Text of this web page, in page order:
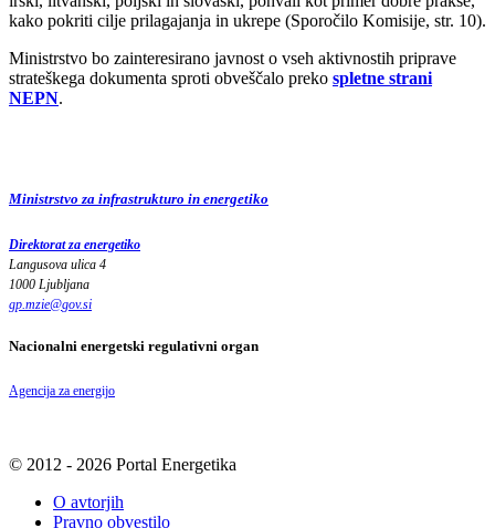
kako pokriti cilje prilagajanja in ukrepe (Sporočilo Komisije, str. 10).
Ministrstvo bo zainteresirano javnost o vseh aktivnostih priprave
strateškega dokumenta sproti obveščalo preko spletne strani
NEPN.
Ministrstvo za infrastrukturo in energetiko
Direktorat za energetiko
Langusova ulica 4
1000 Ljubljana
gp.mzie@gov.si
Nacionalni energetski regulativni organ
Agencija za energijo
© 2012 - 2026 Portal Energetika
O avtorjih
Pravno obvestilo